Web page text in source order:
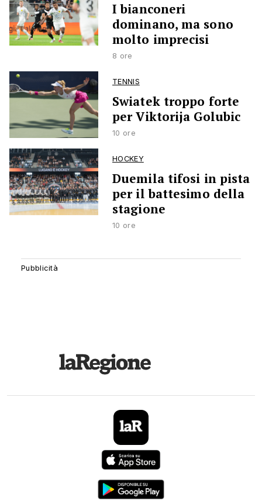
I bianconeri
dominano, ma sono
molto imprecisi
8 ore
TENNIS
Swiatek troppo forte
per Viktorija Golubic
10 ore
HOCKEY
Duemila tifosi in pista
per il battesimo della
stagione
10 ore